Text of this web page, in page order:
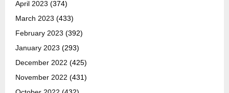
April 2023 (374)
March 2023 (433)
February 2023 (392)
January 2023 (293)
December 2022 (425)
November 2022 (431)